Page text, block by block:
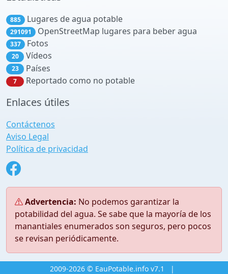
885 Lugares de agua potable
291091 OpenStreetMap lugares para beber agua
337 Fotos
20 Vídeos
23 Países
7 Reportado como no potable
Enlaces útiles
Contáctenos
Aviso Legal
Política de privacidad
Advertencia: No podemos garantizar la
potabilidad del agua. Se sabe que la mayoría de los
manantiales enumerados son seguros, pero pocos
se revisan periódicamente.
2009-2026 © EauPotable.info v7.1 |